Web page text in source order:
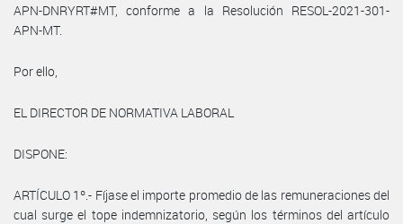
APN-DNRYRT#MT, conforme a la Resolución RESOL-2021-301-
APN-MT.
Por ello,
EL DIRECTOR DE NORMATIVA LABORAL
DISPONE:
ARTÍCULO 1º.- Fíjase el importe promedio de las remuneraciones del
cual surge el tope indemnizatorio, según los términos del artículo